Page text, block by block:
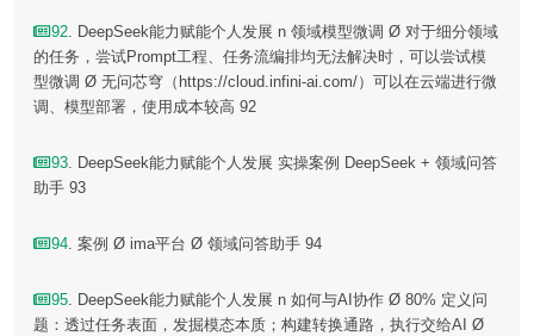
92. DeepSeek能力赋能个人发展 n 领域模型微调 Ø 对于细分领域
的任务，尝试Prompt工程、任务流编排均无法解决时，可以尝试模
型微调 Ø 无问芯穹（https://cloud.infini-ai.com/）可以在云端进行微
调、模型部署，使用成本较高 92
93. DeepSeek能力赋能个人发展 实操案例 DeepSeek + 领域问答
助手 93
94. 案例 Ø ima平台 Ø 领域问答助手 94
95. DeepSeek能力赋能个人发展 n 如何与AI协作 Ø 80% 定义问
题：透过任务表面，发掘模态本质；构建转换通路，执行交给AI Ø